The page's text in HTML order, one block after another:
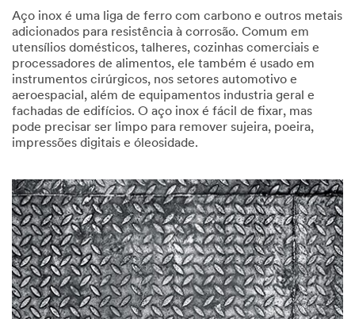
Aço inox é uma liga de ferro com carbono e outros metais
adicionados para resistência à corrosão. Comum em
utensílios domésticos, talheres, cozinhas comerciais e
processadores de alimentos, ele também é usado em
instrumentos cirúrgicos, nos setores automotivo e
aeroespacial, além de equipamentos industria geral e
fachadas de edifícios. O aço inox é fácil de fixar, mas
pode precisar ser limpo para remover sujeira, poeira,
impressões digitais e óleosidade.